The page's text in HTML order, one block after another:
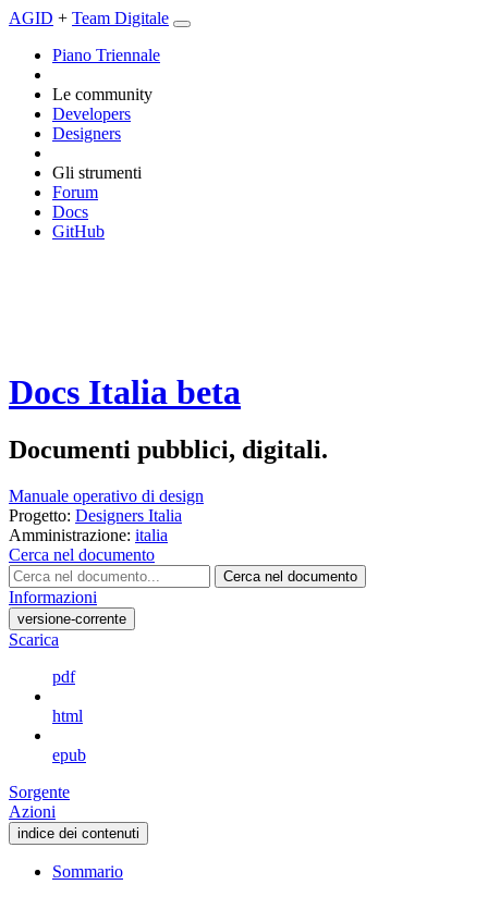
AGID + Team Digitale
Piano Triennale
Le community
Developers
Designers
Gli strumenti
Forum
Docs
GitHub
Docs Italia beta
Documenti pubblici, digitali.
Manuale operativo di design
Progetto: Designers Italia
Amministrazione: italia
Cerca nel documento
Cerca nel documento
Informazioni
versione-corrente
Scarica
pdf
html
epub
Sorgente
Azioni
indice dei contenuti
Sommario